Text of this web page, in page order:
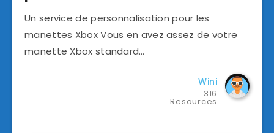
Un service de personnalisation pour les
manettes Xbox Vous en avez assez de votre
manette Xbox standard…
Wini
316
Resources